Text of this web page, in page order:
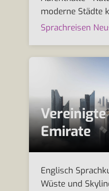
moderne Städte
Sprachreisen
Emirate
Englisch
Wüste und